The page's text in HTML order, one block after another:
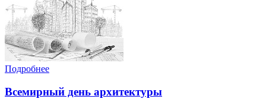
Подробнее
Всемирный день архитектуры